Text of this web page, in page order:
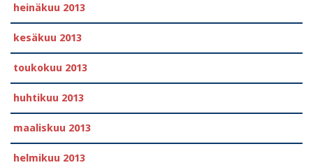
heinäkuu 2013
kesäkuu 2013
toukokuu 2013
huhtikuu 2013
maaliskuu 2013
helmikuu 2013